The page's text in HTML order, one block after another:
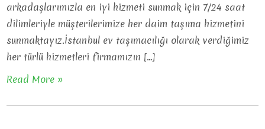
arkadaşlarımızla en iyi hizmeti sunmak için 7/24 saat
dilimleriyle müşterilerimize her daim taşıma hizmetini
sunmaktayız.İstanbul ev taşımacılığı olarak verdiğimiz
her türlü hizmetleri firmamızın […]
Read More »